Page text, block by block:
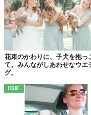
「彼女の名前はペガサ
遺伝子疾患により色素
ンです。“バックヤー
り、出生後間もなく死
生きられないかもし
目が見えなかったり
花束のかわりに、子犬を抱っ
て。みんながしあわせなウエ
グ。
ISSUE